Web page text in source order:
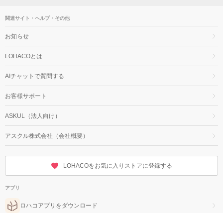
関連サイト・ヘルプ・その他
お知らせ
LOHACOとは
AIチャットで質問する
お客様サポート
ASKUL（法人向け）
アスクル株式会社（会社概要）
LOHACOをお気に入りストアに登録する
アプリ
ロハコアプリをダウンロード